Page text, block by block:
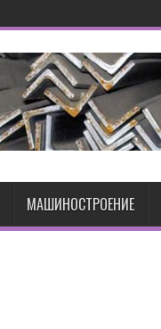
МАШИНОСТРОЕНИЕ